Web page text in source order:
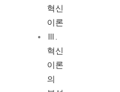
혁신
이론
Ⅲ.
혁신
이론
의